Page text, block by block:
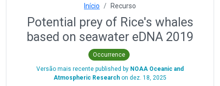
Início Recurso
Potential prey of Rice's whales
based on seawater eDNA 2019
Occurrence
Versão mais recente published by NOAA Oceanic and
Atmospheric Research on dez. 18, 2025